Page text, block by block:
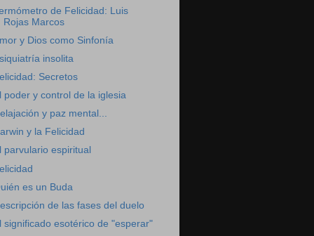
de Felicidad: Luis
Rojas Marcos
y Dios como Sinfonía
insolita
Secretos
poder y control de la iglesia
y paz mental...
y la Felicidad
parvulario espiritual
es un Buda
de las fases del duelo
significado esotérico de "esperar"